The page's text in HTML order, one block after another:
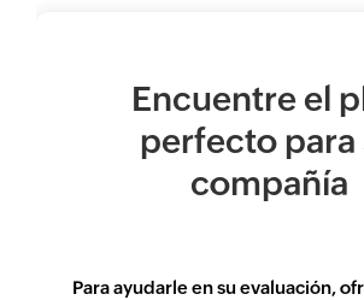
Encuentre el
perfecto para
compañía
Para ayudarle en su evaluación,